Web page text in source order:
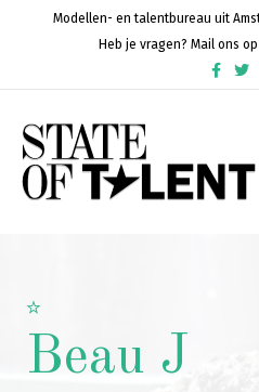
Modellen- en talentbureau uit
Heb je vragen? Mail ons op
Facebook
Beau J